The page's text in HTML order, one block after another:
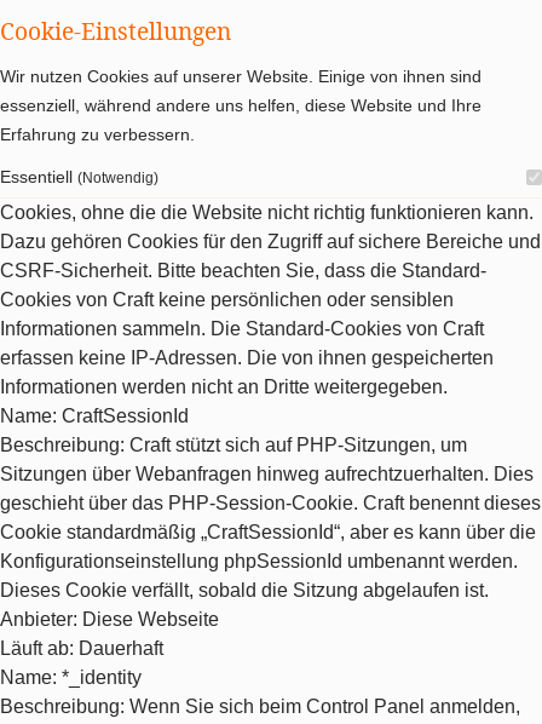
Cookie-Einstellungen
Wir nutzen Cookies auf unserer Website. Einige von ihnen sind
essenziell, während andere uns helfen, diese Website und Ihre
Erfahrung zu verbessern.
Essentiell (Notwendig)
Cookies, ohne die die Website nicht richtig funktionieren kann.
Dazu gehören Cookies für den Zugriff auf sichere Bereiche und
CSRF-Sicherheit. Bitte beachten Sie, dass die Standard-
Cookies von Craft keine persönlichen oder sensiblen
Informationen sammeln. Die Standard-Cookies von Craft
erfassen keine IP-Adressen. Die von ihnen gespeicherten
Informationen werden nicht an Dritte weitergegeben.
Name: CraftSessionId
Beschreibung: Craft stützt sich auf PHP-Sitzungen, um
Sitzungen über Webanfragen hinweg aufrechtzuerhalten. Dies
geschieht über das PHP-Session-Cookie. Craft benennt dieses
Cookie standardmäßig „CraftSessionId“, aber es kann über die
Konfigurationseinstellung phpSessionId umbenannt werden.
Dieses Cookie verfällt, sobald die Sitzung abgelaufen ist.
Anbieter: Diese Webseite
Läuft ab: Dauerhaft
Name: *_identity
Beschreibung: Wenn Sie sich beim Control Panel anmelden,